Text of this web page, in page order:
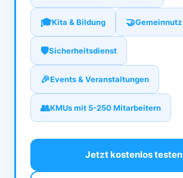
🎓Kita & Bildung 🤝Gemeinnutz
🛡️Sicherheitsdienst
🎉Events & Veranstaltungen
👥KMUs mit 5-250 Mitarbeitern
Jetzt kostenlos testen